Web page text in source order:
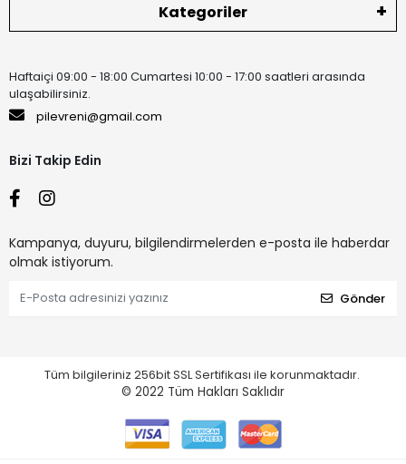
Kategoriler
Haftaiçi 09:00 - 18:00 Cumartesi 10:00 - 17:00 saatleri arasında
ulaşabilirsiniz.
pilevreni@gmail.com
Bizi Takip Edin
Kampanya, duyuru, bilgilendirmelerden e-posta ile haberdar
olmak istiyorum.
Gönder
Tüm bilgileriniz 256bit SSL Sertifikası ile korunmaktadır.
© 2022 Tüm Hakları Saklıdır